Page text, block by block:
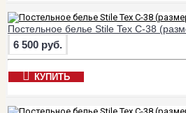
Постельное белье Stile Tex C-38
6 500 руб.
КУПИТЬ